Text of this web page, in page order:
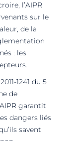
l’AIPR
sur le
de la
: les
1241 du 5
de
garantit
dangers liés
savent